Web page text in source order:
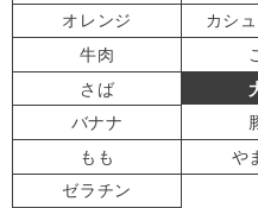
オレンジ
カシ
牛肉
さば
バナナ
もも
や
ゼラチン